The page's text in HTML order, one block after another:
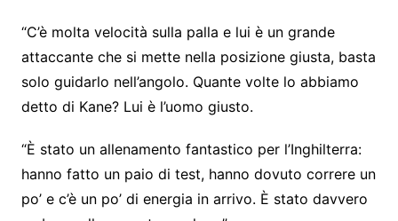
“C’è molta velocità sulla palla e lui è un grande
attaccante che si mette nella posizione giusta, basta
solo guidarlo nell’angolo. Quante volte lo abbiamo
detto di Kane? Lui è l’uomo giusto.
“È stato un allenamento fantastico per l’Inghilterra:
hanno fatto un paio di test, hanno dovuto correre un
po’ e c’è un po’ di energia in arrivo. È stato davvero